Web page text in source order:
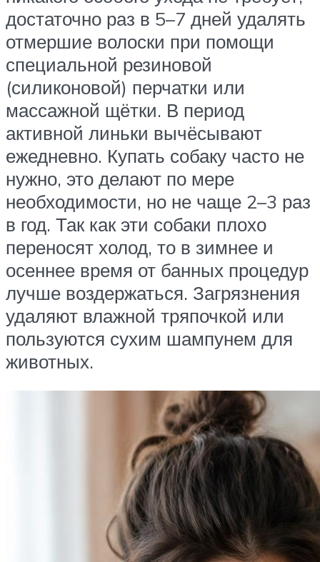
достаточно раз в 5–7 дней удалять
отмершие волоски при помощи
специальной резиновой
(силиконовой) перчатки или
массажной щётки. В период
активной линьки вычёсывают
ежедневно. Купать собаку часто не
нужно, это делают по мере
необходимости, но не чаще 2–3 раз
в год. Так как эти собаки плохо
переносят холод, то в зимнее и
осеннее время от банных процедур
лучше воздержаться. Загрязнения
удаляют влажной тряпочкой или
пользуются сухим шампунем для
животных.